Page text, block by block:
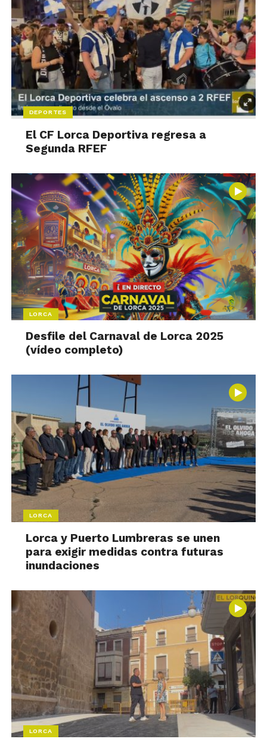
DEPORTES
El CF Lorca Deportiva regresa a
Segunda RFEF
LORCA
Desfile del Carnaval de Lorca 2025
(vídeo completo)
LORCA
Lorca y Puerto Lumbreras se unen
para exigir medidas contra futuras
inundaciones
LORCA